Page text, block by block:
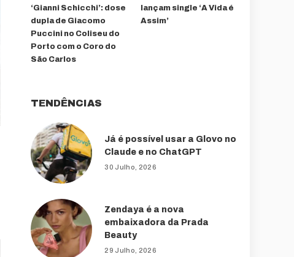
‘Gianni Schicchi’: dose
dupla de Giacomo
Puccini no Coliseu do
Porto com o Coro do
São Carlos
lançam single ‘A Vida é
Assim’
TENDÊNCIAS
Já é possível usar a Glovo no
Claude e no ChatGPT
30 Julho, 2026
Zendaya é a nova
embaixadora da Prada
Beauty
29 Julho, 2026